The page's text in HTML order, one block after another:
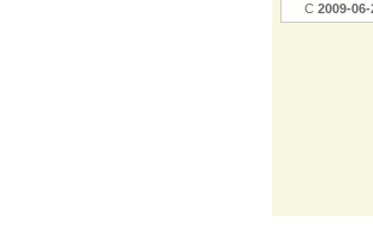
С 2009-06-